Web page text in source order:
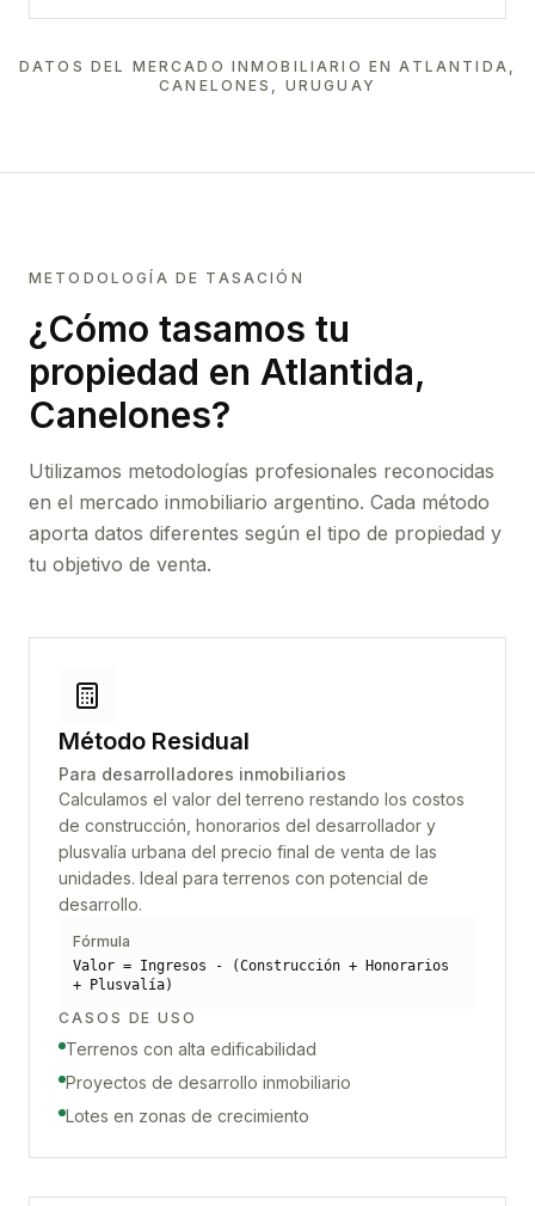
DATOS DEL MERCADO INMOBILIARIO ENATLANTIDA,
CANELONES, URUGUAY
METODOLOGÍA DE TASACIÓN
¿Cómo tasamos tu
propiedad en Atlantida,
Canelones?
Utilizamos metodologías profesionales reconocidas
en el mercado inmobiliario argentino. Cada método
aporta datos diferentes según el tipo de propiedad y
tu objetivo de venta.
Método Residual
Para desarrolladores inmobiliarios
Calculamos el valor del terreno restando los costos
de construcción, honorarios del desarrollador y
plusvalía urbana del precio final de venta de las
unidades. Ideal para terrenos con potencial de
desarrollo.
Fórmula
Valor = Ingresos - (Construcción + Honorarios
+ Plusvalía)
CASOS DE USO
Terrenos con alta edificabilidad
Proyectos de desarrollo inmobiliario
Lotes en zonas de crecimiento